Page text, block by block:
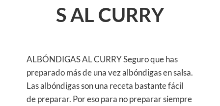
S AL CURRY
ALBÓNDIGAS AL CURRY Seguro que has
preparado más de una vez albóndigas en salsa.
Las albóndigas son una receta bastante fácil
de preparar. Por eso para no preparar siempre